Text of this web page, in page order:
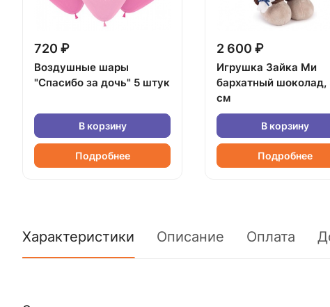
720 ₽
Воздушные шары
"Спасибо за дочь" 5 штук
В корзину
Подробнее
2 600 ₽
Игрушка Зайка Ми
бархатный шоколад,
см
В корзину
Подробнее
Характеристики Описание Оплата